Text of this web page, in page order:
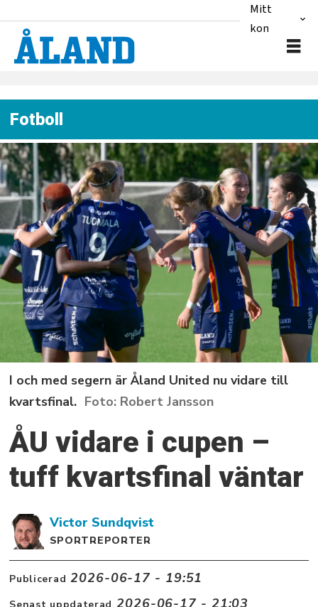
Mitt
konto
Fotboll
I och med segern är Åland United nu vidare till
kvartsfinal.
Robert Jansson
ÅU vidare i cupen –
tuff kvartsfinal väntar
Victor Sundqvist
SPORTREPORTER
Publicerad 2026-06-17 - 19:51
2026-06-17 - 21:03